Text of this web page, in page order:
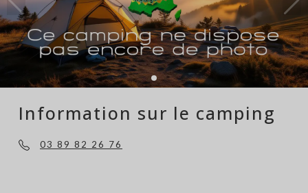
Information sur le camping
03 89 82 26 76